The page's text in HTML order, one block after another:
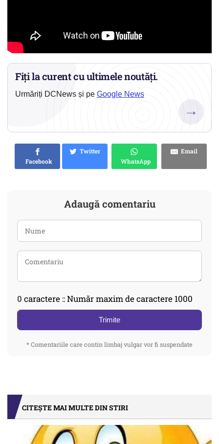
Fiți la curent cu ultimele noutăți.
Urmăriți DCNews și pe Google News
→
Facebook
Twitter
WhatsApp
Email
Adaugă comentariu
0 caractere :: Număr maxim de caractere 1000
Trimite
* Comentariile care contin limbaj vulgar vor fi suspendate
CITEȘTE MAI MULTE DIN STIRI